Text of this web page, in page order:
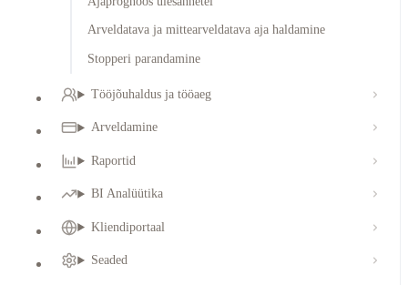
Arveldatava ja mittearveldatava aja haldamine
Stopperi parandamine
Tööjõuhaldus ja tööaeg
Arveldamine
Raportid
BI Analüütika
Kliendiportaal
Seaded